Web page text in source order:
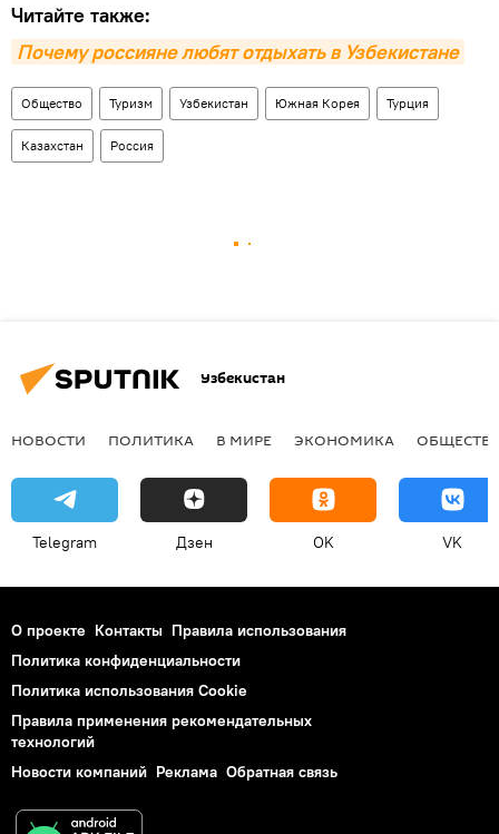
Читайте также:
Почему россияне любят отдыхать в Узбекистане
Общество Туризм Узбекистан Южная Корея Турция
Казахстан Россия
Узбекистан
НОВОСТИ ПОЛИТИКА В МИРЕ ЭКОНОМИКА
Telegram Дзен OK VK
О проекте Контакты Правила использования
Политика конфиденциальности
Политика использования Cookie
Правила применения рекомендательных
технологий
Новости компаний Реклама Обратная связь